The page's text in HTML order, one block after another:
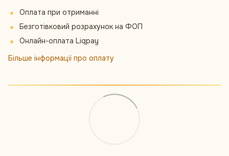
Оплата при отриманні
Безготівковий розрахунок на ФОП
Онлайн-оплата Liqpay
Більше інформації про оплату